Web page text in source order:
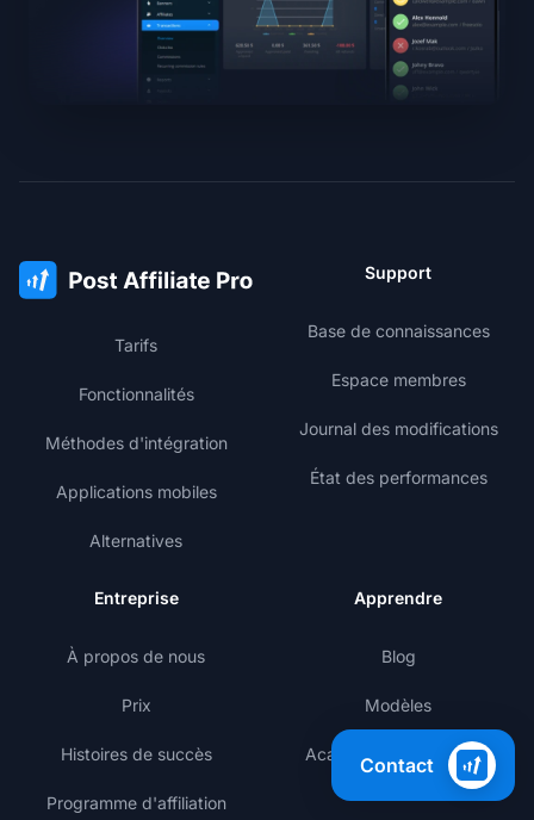
Tarifs
Fonctionnalités
Méthodes d'intégration
Applications mobiles
Alternatives
Support
Base de connaissances
Espace membres
Journal des modifications
État des performances
Entreprise
À propos de nous
Prix
Histoires de succès
Programme d'affiliation
Apprendre
Blog
Modèles
Académie de marketing
Contact